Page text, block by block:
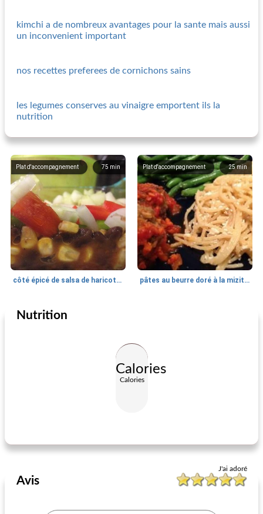
kimchi a de nombreux avantages pour la sante mais aussi
un inconvenient important
nos recettes preferees de cornichons sains
les legumes conserves au vinaigre emportent ils la
nutrition
75 min
Plat d'accompagnement
côté épicé de salsa de haricots et de maïs
25min
Plat d'accompagnement
pâtes au beurre doré à la mizithra
Apéritif
Nutrition
Calories
Calories
J'ai adoré
Avis